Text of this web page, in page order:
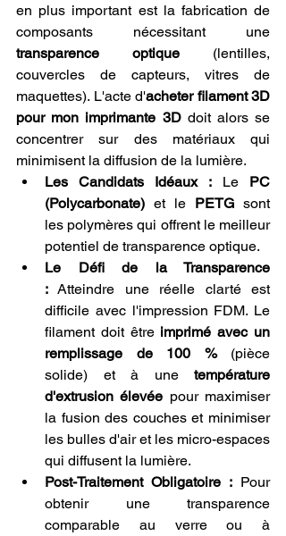
en plus important est la fabrication de
transparence optique (lentilles,
couvercles de capteurs, vitres de
maquettes). L'acte d'acheter filament 3D
pour mon imprimante 3D doit alors se
concentrer sur des matériaux qui
minimisent la diffusion de la lumière.
Les Candidats Idéaux : Le PC
(Polycarbonate) et le PETG sont
les polymères qui offrent le meilleur
potentiel de transparence optique.
Le Défi de la Transparence
: Atteindre une réelle clarté est
difficile avec l'impression FDM. Le
filament doit être imprimé avec un
remplissage de 100 % (pièce
solide) et à une température
d'extrusion élevée pour maximiser
la fusion des couches et minimiser
les bulles d'air et les micro-espaces
qui diffusent la lumière.
Post-Traitement Obligatoire : Pour
obtenir une transparence
comparable au verre ou à